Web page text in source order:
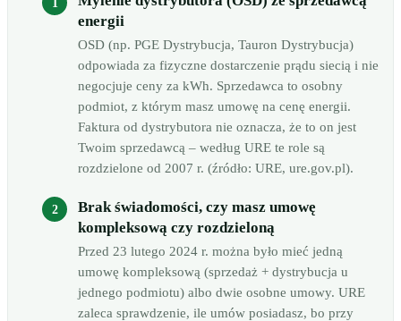
energii
OSD (np. PGE Dystrybucja, Tauron Dystrybucja)
odpowiada za fizyczne dostarczenie prądu siecią i nie
negocjuje ceny za kWh. Sprzedawca to osobny
podmiot, z którym masz umowę na cenę energii.
Faktura od dystrybutora nie oznacza, że to on jest
Twoim sprzedawcą – według URE te role są
rozdzielone od 2007 r. (źródło: URE, ure.gov.pl).
Brak świadomości, czy masz umowę
kompleksową czy rozdzieloną
Przed 23 lutego 2024 r. można było mieć jedną
umowę kompleksową (sprzedaż + dystrybucja u
jednego podmiotu) albo dwie osobne umowy. URE
zaleca sprawdzenie, ile umów posiadasz, bo przy